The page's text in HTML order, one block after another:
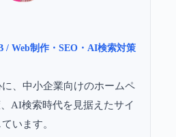
/ Web制作・SEO・AI検索対策
、中小企業向けのホームペ
AI検索時代を見据えたサイ
います。